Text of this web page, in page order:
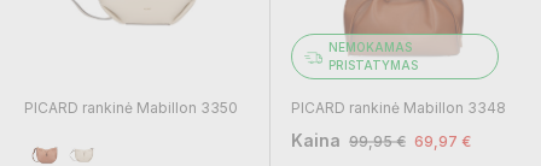
PICARD rankinė Mabillon 3350
NEMOKAMAS
PRISTATYMAS
PICARD rankinė Mabillon 3348
Kaina 99,95 € 69,97 €